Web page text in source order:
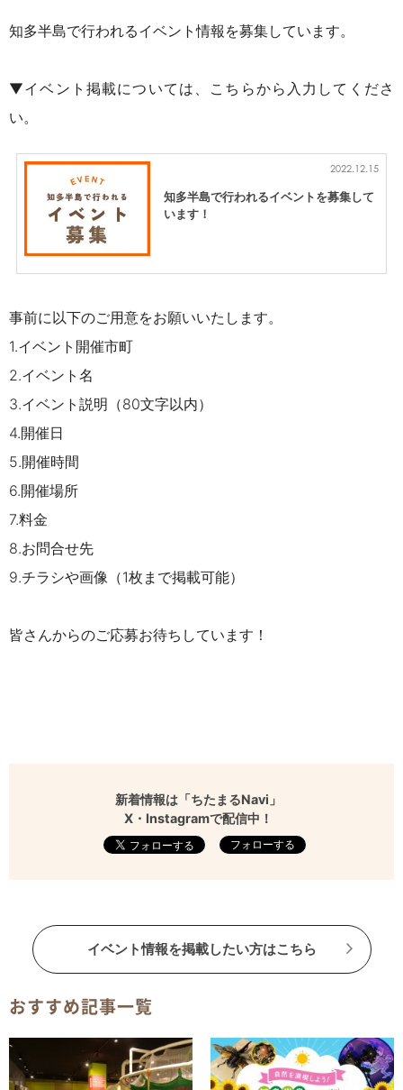
知多半島で行われるイベント情報を募集しています。
▼イベント掲載については、こちらから入力してくださ
い。
2022.12.15
知多半島で行われるイベントを募集して
います！
事前に以下のご用意をお願いいたします。
1.イベント開催市町
2.イベント名
3.イベント説明（80文字以内）
4.開催日
5.開催時間
6.開催場所
7.料金
8.お問合せ先
9.チラシや画像（1枚まで掲載可能）
皆さんからのご応募お待ちしています！
新着情報は「ちたまるNavi」
X・Instagramで配信中！
フォローする
イベント情報を掲載したい方はこちら
おすすめ記事一覧